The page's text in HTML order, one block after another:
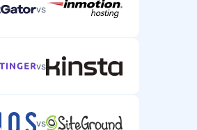
vs
vs
vs